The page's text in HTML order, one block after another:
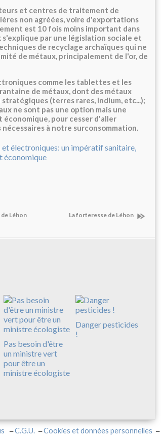
et centres de traitement de
non agréées, voire d'exportations
est 10 fois moins important dans
par une législation sociale et
de recyclage archaïques qui ne
de métaux, principalement de l'or, de
comme les tablettes et les
de métaux, dont des métaux
(terres rares, indium, etc...);
ne sont pas une option mais une
pour cesser d'aller
à notre surconsommation.
Léhon La forteresse de Léhon
Pas besoin d'être
un ministre vert
pour être un
ministre écologiste
Danger pesticides
!
C.G.U. Cookies et données personnelles